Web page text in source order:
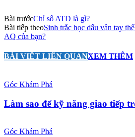
Bài trướcChỉ số ATD là gì?
Bài tiếp theoSinh trắc học dấu vân tay
AQ của bạn?
BÀI VIẾT LIÊN QUANXEM THÊM
Góc Khám Phá
Làm sao để kỹ năng giao tiếp
Góc Khám Phá